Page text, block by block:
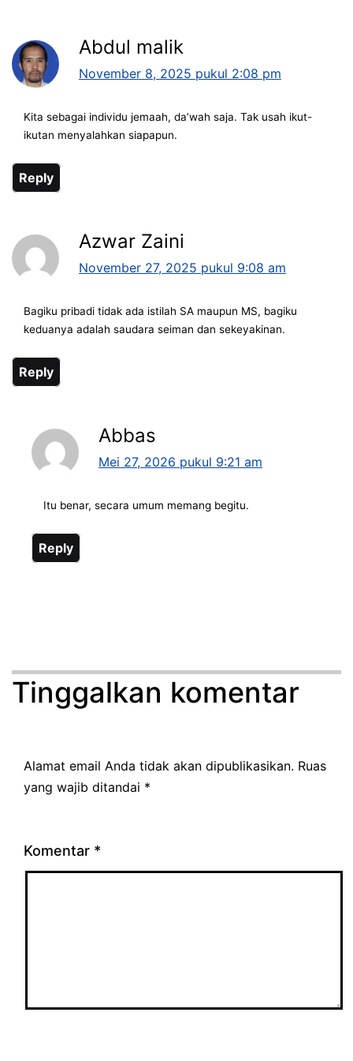
Abdul malik
November 8, 2025 pukul 2:08 pm
Kita sebagai individu jemaah, da’wah saja. Tak usah ikut-
ikutan menyalahkan siapapun.
Reply
Azwar Zaini
November 27, 2025 pukul 9:08 am
Bagiku pribadi tidak ada istilah SA maupun MS, bagiku
keduanya adalah saudara seiman dan sekeyakinan.
Reply
Abbas
Mei 27, 2026 pukul 9:21 am
Itu benar, secara umum memang begitu.
Reply
Tinggalkan komentar
Alamat email Anda tidak akan dipublikasikan. Ruas
yang wajib ditandai *
Komentar *